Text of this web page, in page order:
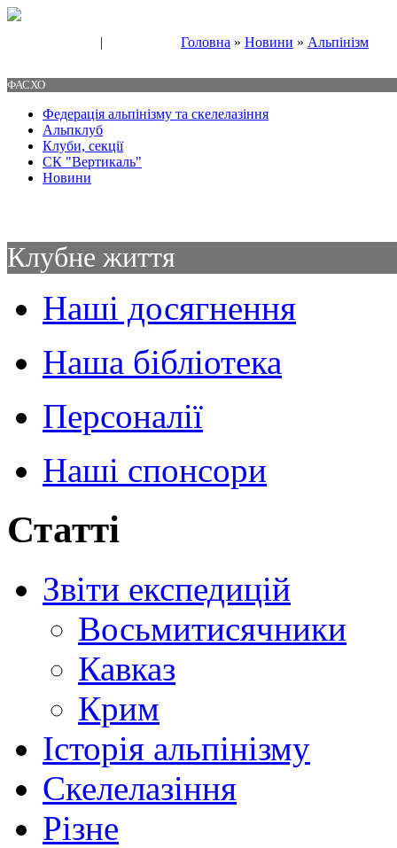
| Головна » Новини » Альпінізм
ФАСХО
Федерація альпінізму та скелелазіння
Альпклуб
Клуби, секції
СК "Вертикаль"
Новини
Клубне життя
Наші досягнення
Наша бібліотека
Персоналії
Наші спонсори
Статті
Звіти експедицій
Восьмитисячники
Кавказ
Крим
Історія альпінізму
Скелелазіння
Різне